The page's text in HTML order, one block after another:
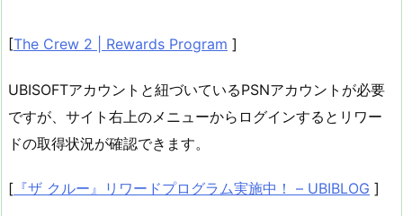
[The Crew 2 | Rewards Program ]
UBISOFTアカウントと紐づいているPSNアカウントが必要
ですが、サイト右上のメニューからログインするとリワー
ドの取得状況が確認できます。
[ 『ザ クルー』リワードプログラム実施中！ – UBIBLOG ]